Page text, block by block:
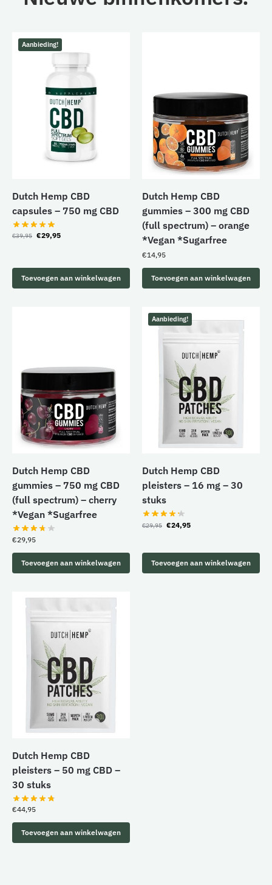
Aanbieding!
Dutch Hemp CBD
capsules – 750 mg CBD
€39,95 €29,95
Toevoegen aan winkelwagen
Dutch Hemp CBD
gummies – 300 mg CBD
(full spectrum) – orange
*Vegan *Sugarfree
€14,95
Toevoegen aan winkelwagen
Dutch Hemp CBD
gummies – 750 mg CBD
(full spectrum) – cherry
*Vegan *Sugarfree
€29,95
Toevoegen aan winkelwagen
Aanbieding!
Dutch Hemp CBD
pleisters – 16 mg – 30
stuks
€29,95 €24,95
Toevoegen aan winkelwagen
Dutch Hemp CBD
pleisters – 50 mg CBD –
30 stuks
€44,95
Toevoegen aan winkelwagen